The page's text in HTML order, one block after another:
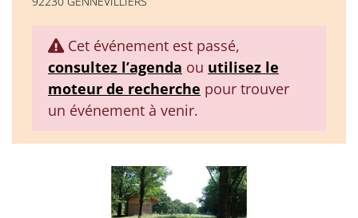
Cet événement est passé,
consultez l’agenda ou utilisez le
moteur de recherche pour trouver
un événement à venir.